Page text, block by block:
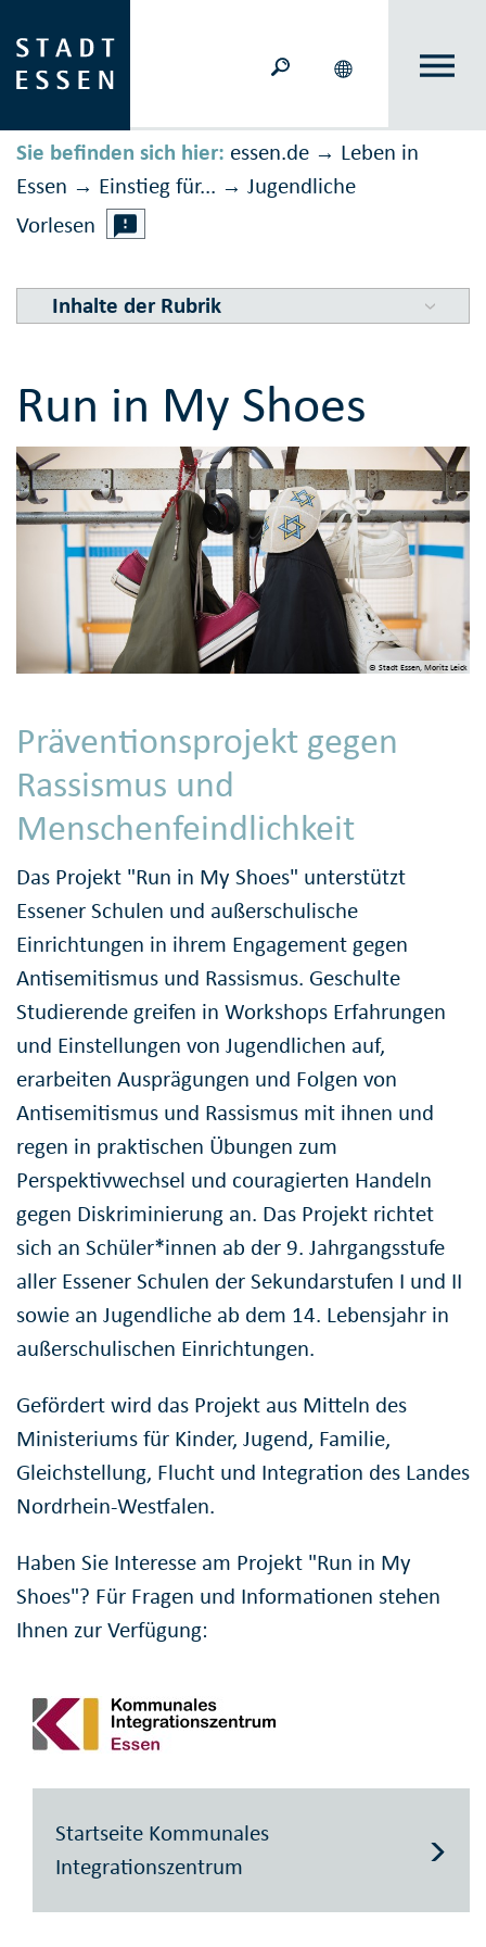
Sie befinden sich hier: essen.de → Leben in
Essen → Einstieg für... → Jugendliche
Vorlesen
Inhalte der Rubrik
Run in My Shoes
© Stadt Essen, Moritz Leick
Präventionsprojekt gegen
Rassismus und
Menschenfeindlichkeit
Das Projekt "Run in My Shoes" unterstützt
Essener Schulen und außerschulische
Einrichtungen in ihrem Engagement gegen
Antisemitismus und Rassismus. Geschulte
Studierende greifen in Workshops Erfahrungen
und Einstellungen von Jugendlichen auf,
erarbeiten Ausprägungen und Folgen von
Antisemitismus und Rassismus mit ihnen und
regen in praktischen Übungen zum
Perspektivwechsel und couragierten Handeln
gegen Diskriminierung an. Das Projekt richtet
sich an Schüler*innen ab der 9. Jahrgangsstufe
aller Essener Schulen der Sekundarstufen I und II
sowie an Jugendliche ab dem 14. Lebensjahr in
außerschulischen Einrichtungen.
Gefördert wird das Projekt aus Mitteln des
Ministeriums für Kinder, Jugend, Familie,
Gleichstellung, Flucht und Integration des Landes
Nordrhein-Westfalen.
Haben Sie Interesse am Projekt "Run in My
Shoes"? Für Fragen und Informationen stehen
Ihnen zur Verfügung:
Startseite Kommunales
Integrationszentrum